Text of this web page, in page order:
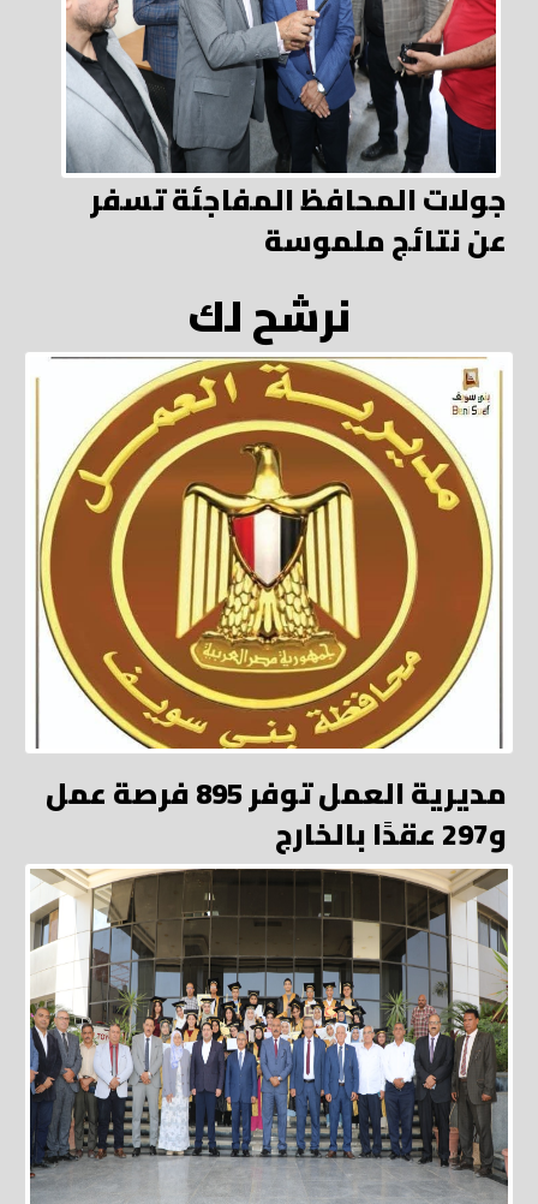
جولات المحافظ المفاجئة تسفر
عن نتائج ملموسة
نرشح لك
مديرية العمل توفر 895 فرصة عمل
و297 عقدًا بالخارج